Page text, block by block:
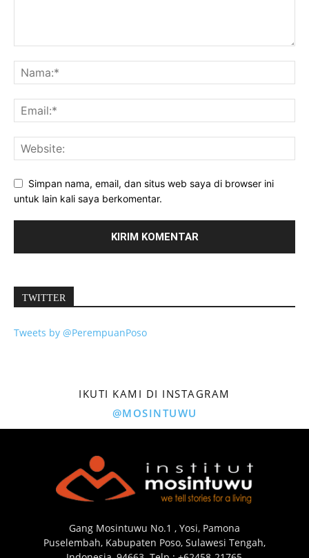
Simpan nama, email, dan situs web saya di browser ini
untuk lain kali saya berkomentar.
TWITTER
Tweets by @PerempuanPoso
IKUTI KAMI DI INSTAGRAM
@MOSINTUWU
Gang Mosintuwu No.1 , Yosi, Pamona
Puselembah, Kabupaten Poso, Sulawesi Tengah,